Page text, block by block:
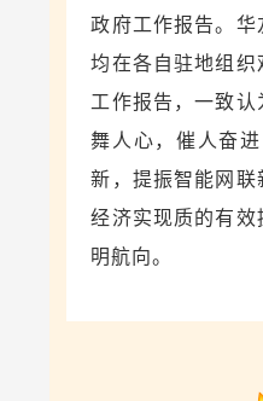
政府工作报告。
均在各自驻地组织
工作报告，一致
舞人心，催人奋
新，提振智能网
经济实现质的有
明航向。